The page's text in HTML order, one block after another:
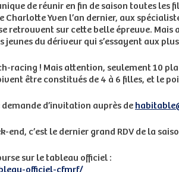
de réunir en fin de saison toutes les
Charlotte Yven l’an dernier, aux
retrouvent sur cette belle épreuve. Mais
du dériveur qui s’essayent aux
racing ! Mais attention, seulement 10
être constitués de 4 à 6 filles, et le
d’invitation auprès de
end, c’est le dernier grand RDV de la
sur le tableau officiel :
officiel-cfmrf/